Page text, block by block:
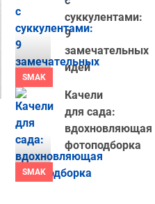
SMAK
суккулентами:
9
замечательных
идей
SMAK
Качели
для сада:
вдохновляющая
фотоподборка